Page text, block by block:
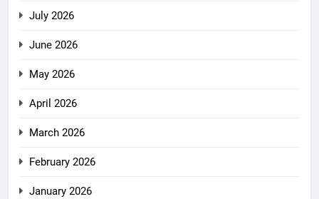
July 2026
June 2026
May 2026
April 2026
March 2026
February 2026
January 2026